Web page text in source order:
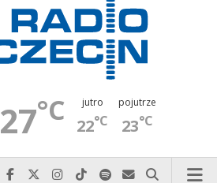
27°C jutro
22°C
pojutrze
23°C
Najlepiej po prostu do nas zadzwoń
Odwiedź nas na Facebook-u
Odwiedź nas na X
Odwiedź nas na Instagram-ie
Odwiedź nas na TikTok-u
Szukaj nas na Spotify
Wyślij do nas
Szukaj